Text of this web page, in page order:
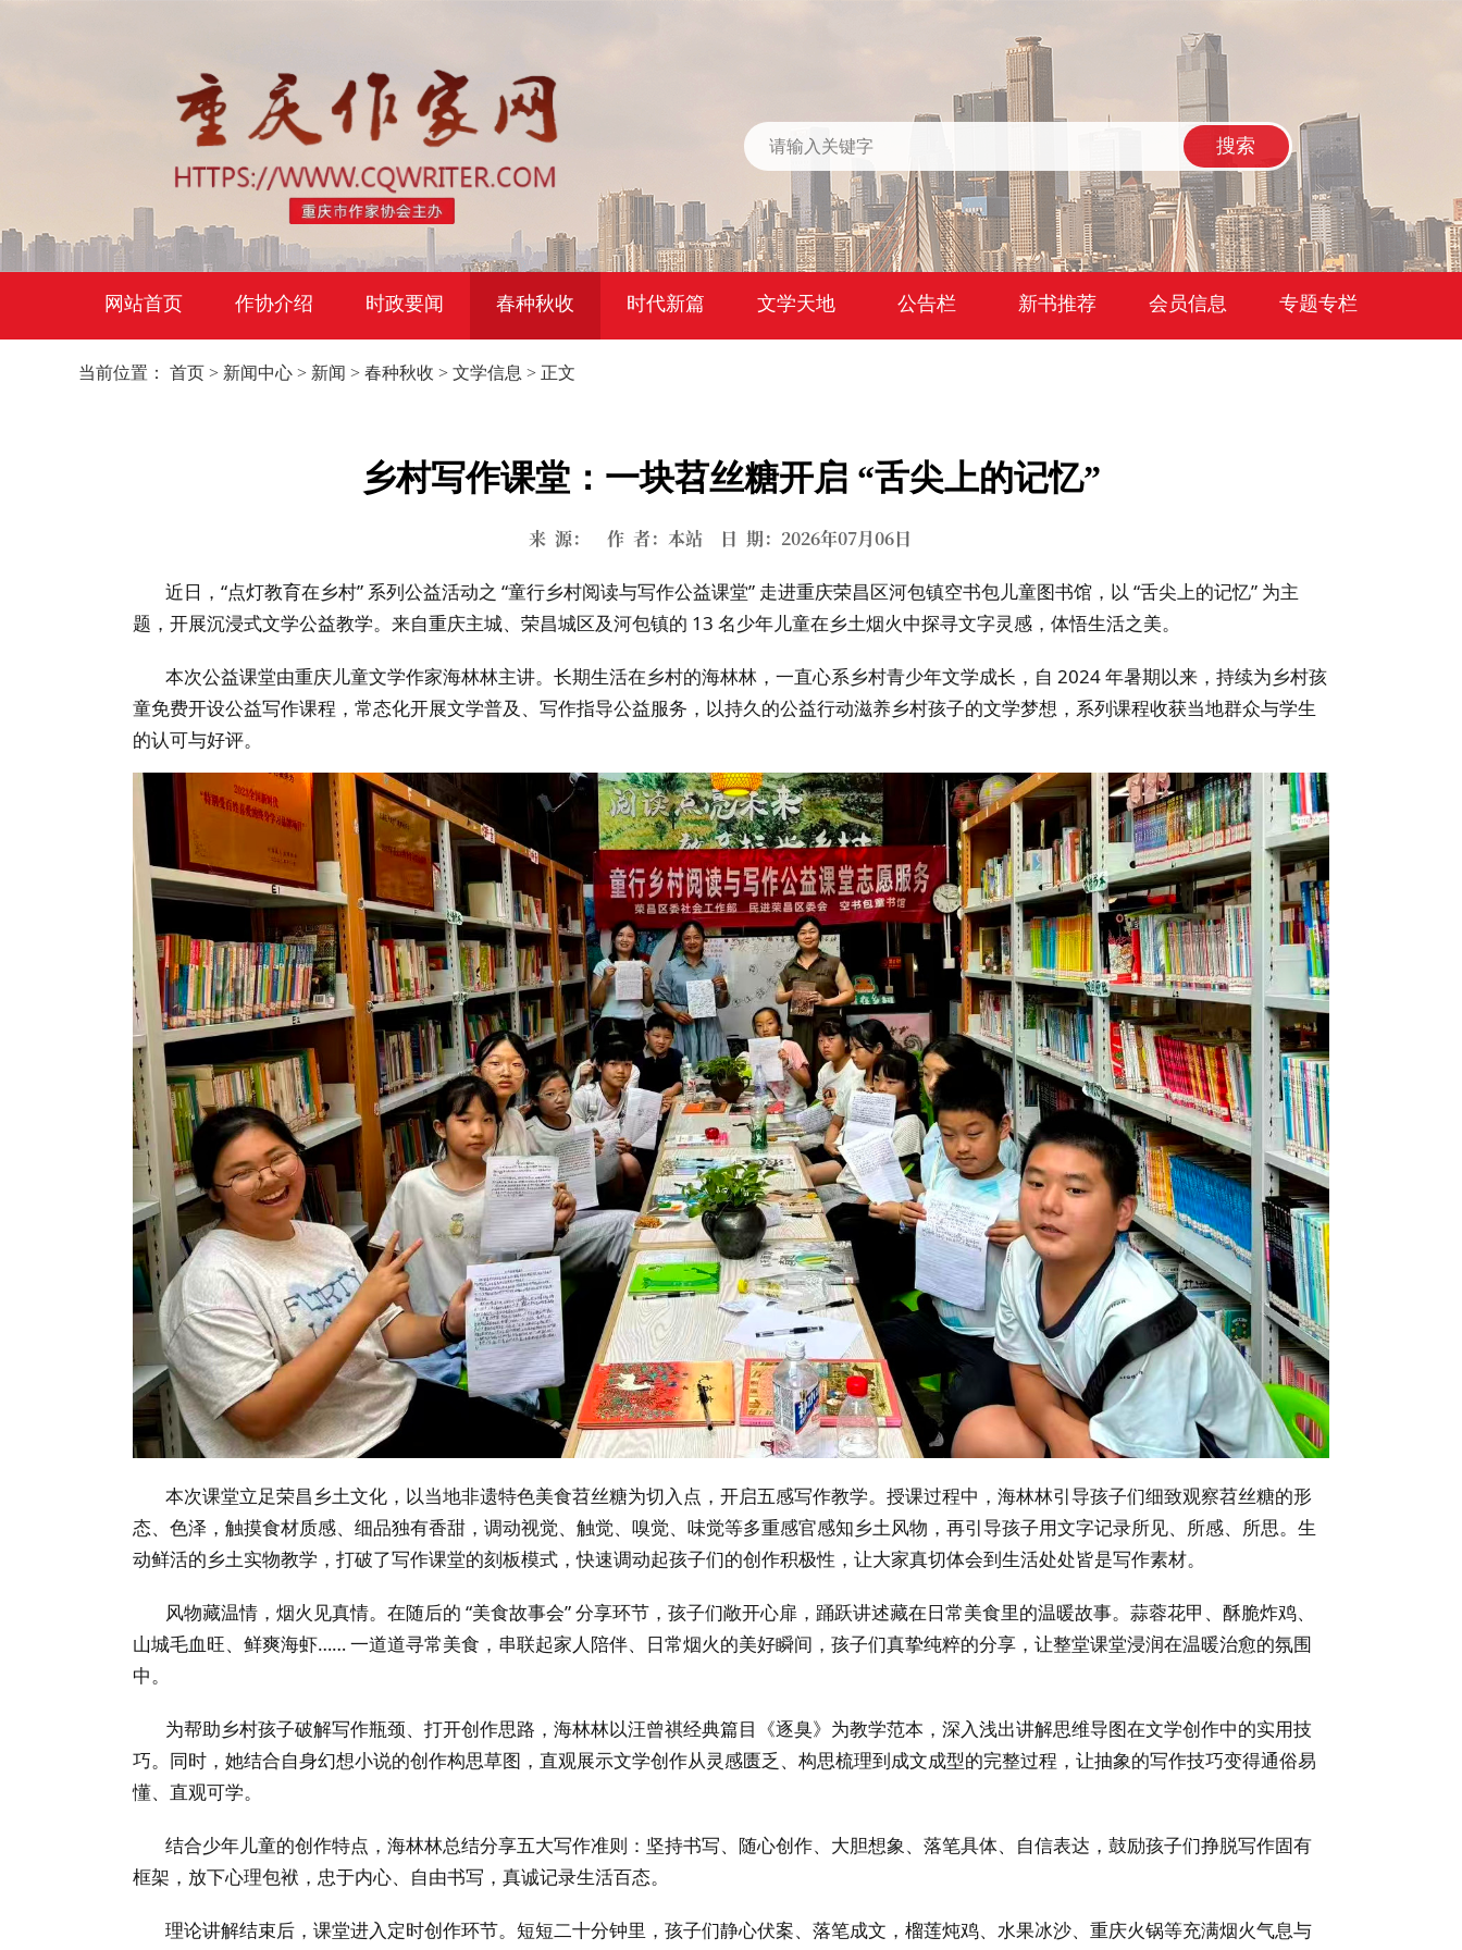
搜索
网站首页 作协介绍 时政要闻 春种秋收 时代新篇 文学天地 公告栏 新书推荐 会员信息 专题专栏
当前位置： 首页 > 新闻中心 > 新闻 > 春种秋收 > 文学信息 > 正文
乡村写作课堂：一块苕丝糖开启 “舌尖上的记忆”
来 源： 作 者：本站 日 期：2026年07月06日
近日，“点灯教育在乡村” 系列公益活动之 “童行乡村阅读与写作公益课堂” 走进重庆荣昌区河包镇空书包儿童图书馆，以 “舌尖上的记忆” 为主
题，开展沉浸式文学公益教学。来自重庆主城、荣昌城区及河包镇的 13 名少年儿童在乡土烟火中探寻文字灵感，体悟生活之美。
本次公益课堂由重庆儿童文学作家海林林主讲。长期生活在乡村的海林林，一直心系乡村青少年文学成长，自 2024 年暑期以来，持续为乡村孩
童免费开设公益写作课程，常态化开展文学普及、写作指导公益服务，以持久的公益行动滋养乡村孩子的文学梦想，系列课程收获当地群众与学生
的认可与好评。
本次课堂立足荣昌乡土文化，以当地非遗特色美食苕丝糖为切入点，开启五感写作教学。授课过程中，海林林引导孩子们细致观察苕丝糖的形
态、色泽，触摸食材质感、细品独有香甜，调动视觉、触觉、嗅觉、味觉等多重感官感知乡土风物，再引导孩子用文字记录所见、所感、所思。生
动鲜活的乡土实物教学，打破了写作课堂的刻板模式，快速调动起孩子们的创作积极性，让大家真切体会到生活处处皆是写作素材。
风物藏温情，烟火见真情。在随后的 “美食故事会” 分享环节，孩子们敞开心扉，踊跃讲述藏在日常美食里的温暖故事。蒜蓉花甲、酥脆炸鸡、
山城毛血旺、鲜爽海虾…… 一道道寻常美食，串联起家人陪伴、日常烟火的美好瞬间，孩子们真挚纯粹的分享，让整堂课堂浸润在温暖治愈的氛围
中。
为帮助乡村孩子破解写作瓶颈、打开创作思路，海林林以汪曾祺经典篇目《逐臭》为教学范本，深入浅出讲解思维导图在文学创作中的实用技
巧。同时，她结合自身幻想小说的创作构思草图，直观展示文学创作从灵感匮乏、构思梳理到成文成型的完整过程，让抽象的写作技巧变得通俗易
懂、直观可学。
结合少年儿童的创作特点，海林林总结分享五大写作准则：坚持书写、随心创作、大胆想象、落笔具体、自信表达，鼓励孩子们挣脱写作固有
框架，放下心理包袱，忠于内心、自由书写，真诚记录生活百态。
理论讲解结束后，课堂进入定时创作环节。短短二十分钟里，孩子们静心伏案、落笔成文，榴莲炖鸡、水果冰沙、重庆火锅等充满烟火气息与